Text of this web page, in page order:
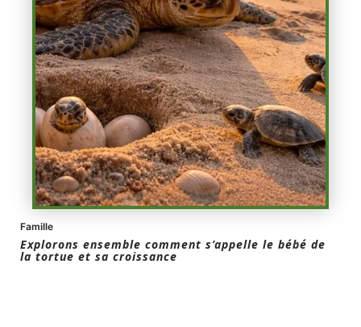
Famille
Explorons ensemble comment s’appelle le bébé de
la tortue et sa croissance